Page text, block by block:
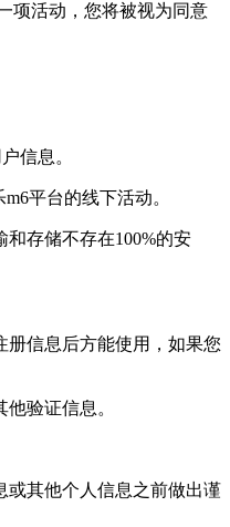
项活动，您将被视为同意
信息。
平台的线下活动。
存储不存在100%的安
信息后方能使用，如果您
验证信息。
其他个人信息之前做出谨